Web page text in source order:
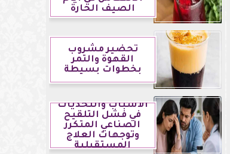
الصيف الحارة
تحضير مشروب
القهوة والتمر
بخطوات بسيطة
الأسباب والتحديات
في فشل التلقيح
الصناعي المتكرر
وتوجهات العلاج
المستقبلية